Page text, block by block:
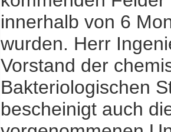
innerhalb von 6
wurden. Herr
Vorstand der
Bakteriologischen
bescheinigt auch